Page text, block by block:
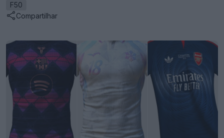
F50
Compartilhar